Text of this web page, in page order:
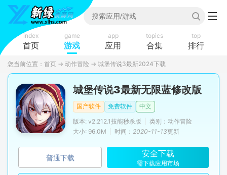
index
首页
game
游戏
app
应用
topics
合集
top
排行
您当前位置： 首页 → 动作冒险 → 城堡传说3最新2024下载
城堡传说3最新无限蓝修改版
国产软件 免费软件
中文
版本: v2.212.1技能秒杀版
类别：动作冒险
大小: 96.0M
时间： 2020-11-13更新
普通下载 安全下载
需下载应用市场